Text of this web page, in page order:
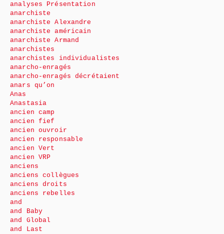
analyses Présentation
anarchiste
anarchiste Alexandre
anarchiste américain
anarchiste Armand
anarchistes
anarchistes individualistes
anarcho-enragés
anarcho-enragés décrétaient
anars qu’on
Anas
Anastasia
ancien camp
ancien fief
ancien ouvroir
ancien responsable
ancien Vert
ancien VRP
anciens
anciens collègues
anciens droits
anciens rebelles
and
and Baby
and Global
and Last